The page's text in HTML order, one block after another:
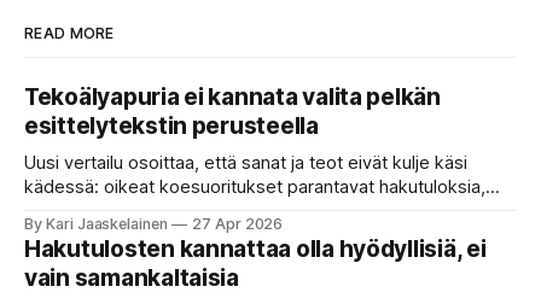
READ MORE
Tekoälyapuria ei kannata valita pelkän
esittelytekstin perusteella
Uusi vertailu osoittaa, että sanat ja teot eivät kulje käsi
kädessä: oikeat koesuoritukset parantavat hakutuloksia,
etsimässä verkosta apuria, joka hoitaisi puolestasi arjen
askareita: täyttäisi lomakkeen, järjestäisi matkasuunnitelman
tai seulisi pitkän asiakirjakasan ydinkohdat. Vastassa on
By Kari Jaaskelainen 27 Apr 2026
Hakutulosten kannattaa olla hyödyllisiä, ei
vain samankaltaisia